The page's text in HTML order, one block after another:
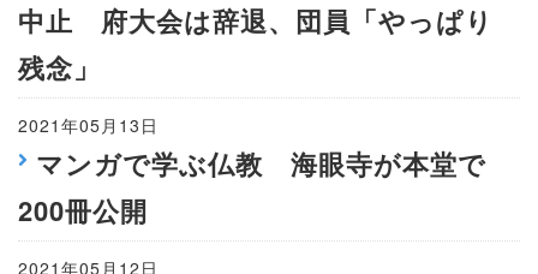
中止 府大会は辞退、団員「やっぱり
残念」
2021年05月13日
マンガで学ぶ仏教 海眼寺が本堂で
200冊公開
2021年05月12日